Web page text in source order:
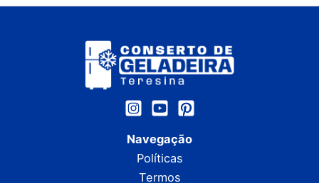
Navegação
Políticas
Termos